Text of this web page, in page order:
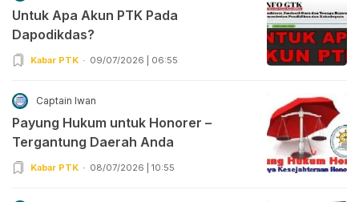
Untuk Apa Akun PTK Pada
Dapodikdas?
Kabar PTK 09/07/2026 | 06:55
Captain Iwan
Payung Hukum untuk Honorer –
Tergantung Daerah Anda
Kabar PTK 08/07/2026 | 10:55